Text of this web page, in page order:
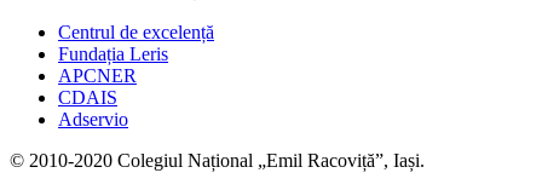
Centrul de excelență
Fundația Leris
APCNER
CDAIS
Adservio
© 2010-2020 Colegiul Național „Emil Racoviță”, Iași.